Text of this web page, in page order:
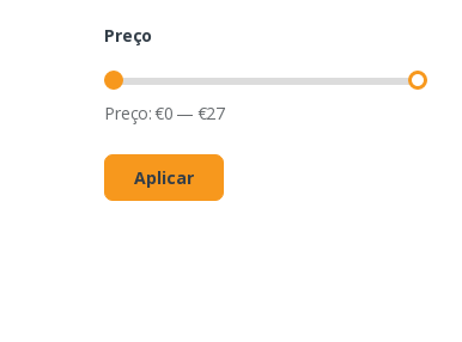
Preço
Preço:€0 — €27
Aplicar